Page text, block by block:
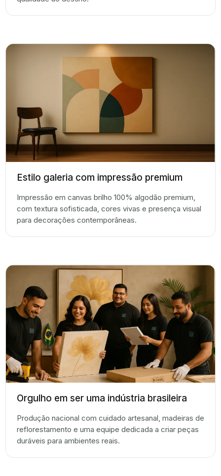
Estilo galeria com impressão premium
Impressão em canvas brilho 100% algodão premium,
com textura sofisticada, cores vivas e presença visual
para decorações contemporâneas.
Orgulho em ser uma indústria brasileira
Produção nacional com cuidado artesanal, madeiras de
reflorestamento e uma equipe dedicada a criar peças
duráveis para ambientes reais.